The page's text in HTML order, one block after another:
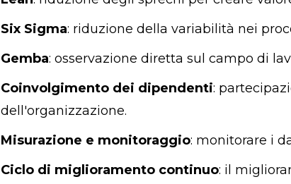
Six Sigma: riduzione della variabilità nei
Gemba: osservazione diretta sul campo di
Coinvolgimento dei dipendenti:
dell'organizzazione.
Misurazione e monitoraggio: monitorare i
Ciclo di miglioramento continuo: il